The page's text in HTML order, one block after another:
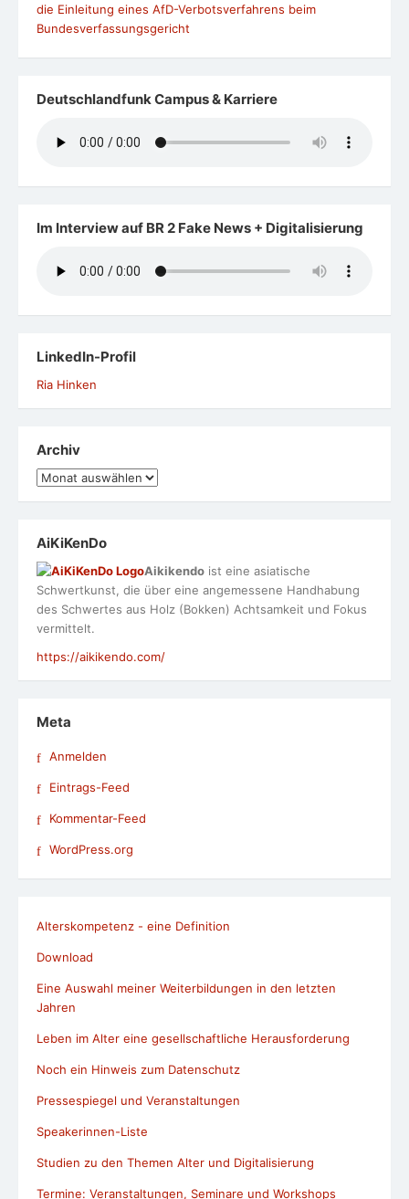
die Einleitung eines AfD-Verbotsverfahrens beim
Bundesverfassungsgericht
Deutschlandfunk Campus & Karriere
Im Interview auf BR 2 Fake News + Digitalisierung
LinkedIn-Profil
Ria Hinken
Archiv
Archiv
AiKiKenDo
Aikikendo ist eine asiatische
Schwertkunst, die über eine angemessene Handhabung
des Schwertes aus Holz (Bokken) Achtsamkeit und Fokus
vermittelt.
https://aikikendo.com/
Meta
Anmelden
Eintrags-Feed
Kommentar-Feed
WordPress.org
Alterskompetenz - eine Definition
Download
Eine Auswahl meiner Weiterbildungen in den letzten
Jahren
Leben im Alter eine gesellschaftliche Herausforderung
Noch ein Hinweis zum Datenschutz
Pressespiegel und Veranstaltungen
Speakerinnen-Liste
Studien zu den Themen Alter und Digitalisierung
Termine: Veranstaltungen, Seminare und Workshops